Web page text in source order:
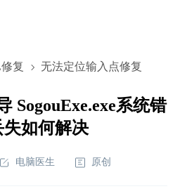
复 无法定位输入点修复
SogouExe.exe系统错
如何解决
电脑医生 原创